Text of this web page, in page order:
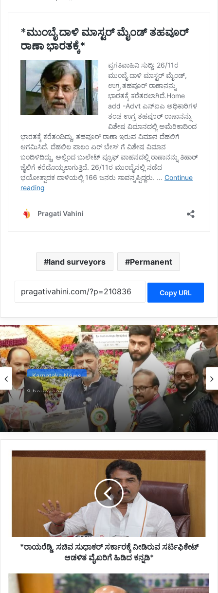
land surveyors Permanent
Copy URL
Karnataka News
8 hours ago
*ಲಾಲ್ ಬಾಗ್ ಮಾದರಿ 3 ಉದ್ಯಾನ ನಿರ್ಮಾಣಕ್ಕೆ ಚಿಂತನೆ:
ಸಿಎಂ ಡಿ.ಕೆ.ಶಿವಕುಮಾರ್*
*ರಾಯರೆಡ್ಡಿ,
ಹಿಡಿದ
ಕನ್ನಡಿ**ರಾಯರೆಡ್ಡಿ, ಸಚಿವ ಸುಧಾಕರ್ ಸರ್ಕಾರಕ್ಕೆ ನೀಡಿರುವ ಸರ್ಟಿಫಿಕೇಟ್
ಆಡಳಿತ ವೈಖರಿಗೆ ಹಿಡಿದ ಕನ್ನಡಿ*
*ಕಾಂಗ್ರೆಸ್
ಸರ್ಕಾರ